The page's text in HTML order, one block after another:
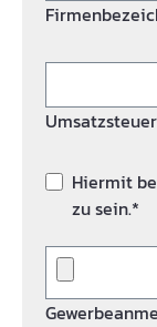
Hiermit
zu sein.*